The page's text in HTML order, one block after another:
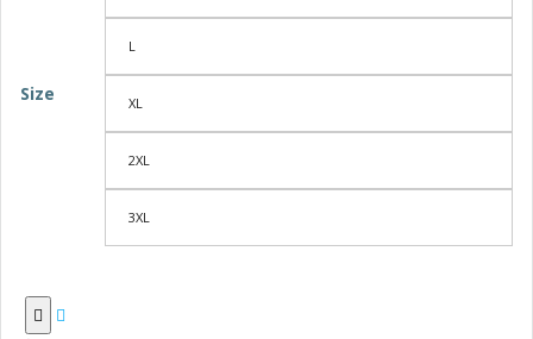
Size
L
XL
2XL
3XL